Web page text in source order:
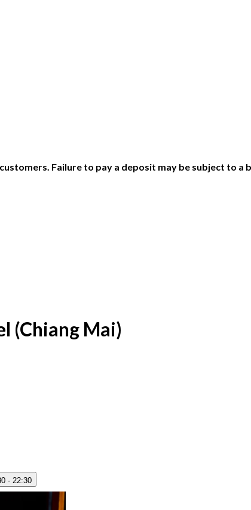
Failure to pay a deposit may be subject to a
(Chiang Mai)
- 22:30